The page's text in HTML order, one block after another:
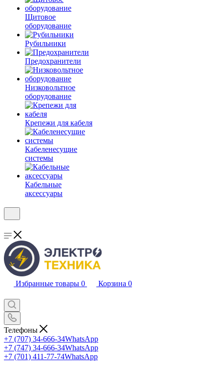
Щитовое
оборудование
Рубильники
Предохранители
Низковольтное
оборудование
Крепежи для кабеля
Кабеленесущие
системы
Кабельные
аксессуары
Избранные товары 0 Корзина 0
Телефоны
+7 (707) 34-666-34WhatsApp
+7 (747) 34-666-34WhatsApp
+7 (701) 411-77-74WhatsApp